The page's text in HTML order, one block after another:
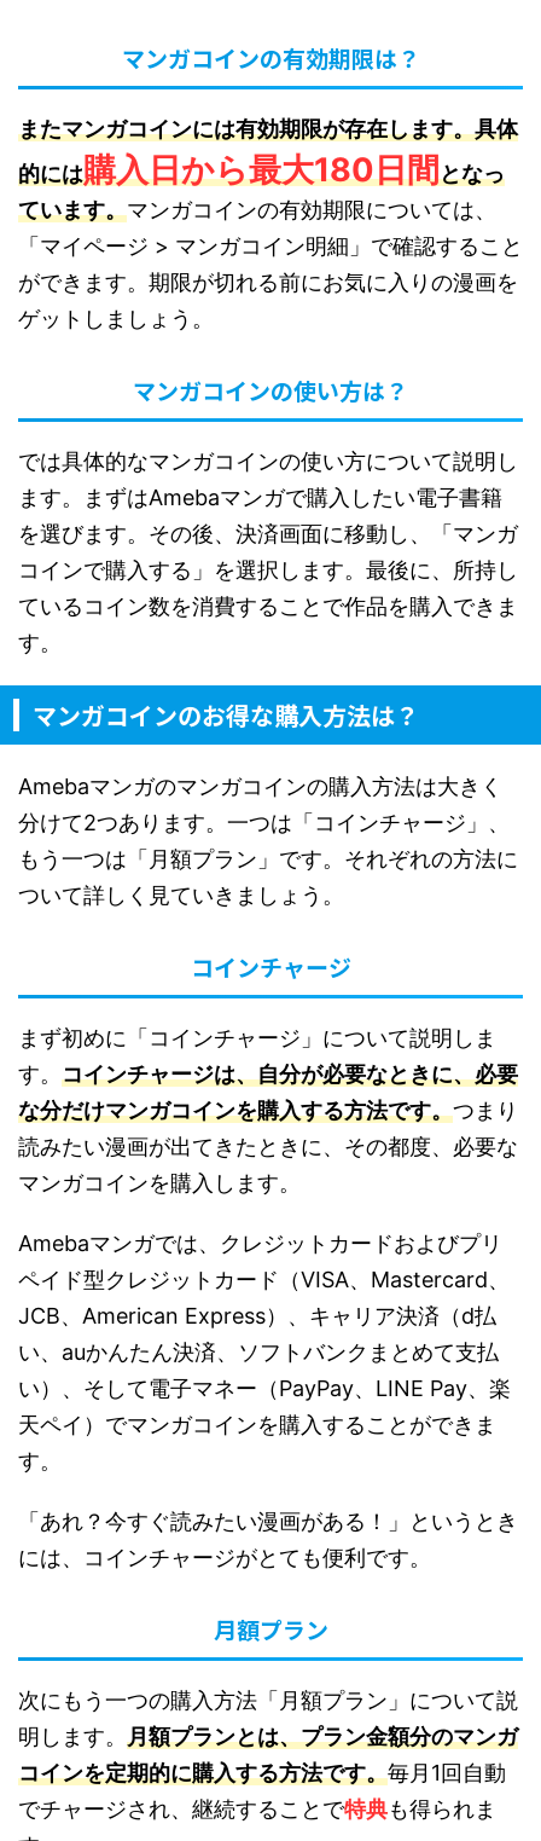
マンガコインの有効期限は？
またマンガコインには有効期限が存在します。具体
的には購入日から最大180日間となっ
ています。マンガコインの有効期限については、
「マイページ > マンガコイン明細」で確認すること
ができます。期限が切れる前にお気に入りの漫画を
ゲットしましょう。
マンガコインの使い方は？
では具体的なマンガコインの使い方について説明し
ます。まずはAmebaマンガで購入したい電子書籍
を選びます。その後、決済画面に移動し、「マンガ
コインで購入する」を選択します。最後に、所持し
ているコイン数を消費することで作品を購入できま
す。
マンガコインのお得な購入方法は？
Amebaマンガのマンガコインの購入方法は大きく
分けて2つあります。一つは「コインチャージ」、
もう一つは「月額プラン」です。それぞれの方法に
ついて詳しく見ていきましょう。
コインチャージ
まず初めに「コインチャージ」について説明しま
す。 コインチャージは、自分が必要なときに、必要
な分だけマンガコインを購入する方法です。つまり
読みたい漫画が出てきたときに、その都度、必要な
マンガコインを購入します。
Amebaマンガでは、クレジットカードおよびプリ
ペイド型クレジットカード（VISA、Mastercard、
JCB、American Express）、キャリア決済（d払
い、auかんたん決済、ソフトバンクまとめて支払
い）、そして電子マネー（PayPay、LINE Pay、楽
天ペイ）でマンガコインを購入することができま
す。
「あれ？今すぐ読みたい漫画がある！」というとき
には、コインチャージがとても便利です。
月額プラン
次にもう一つの購入方法「月額プラン」について説
明します。 月額プランとは、プラン金額分のマンガ
コインを定期的に購入する方法です。毎月1回自動
でチャージされ、継続することで特典も得られま